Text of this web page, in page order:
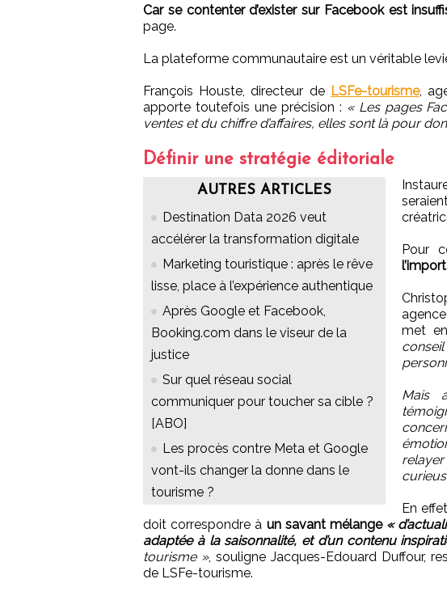
Car se contenter d’exister sur Facebook est
page.
La plateforme communautaire est un véritable
François Houste, directeur de LSFe-tourisme,
apporte toutefois une précision : « Les pages
ventes et du chiffre d’affaires, elles sont là pour
Définir une stratégie éditoriale
AUTRES ARTICLES
Destination Data 2026 veut
accélérer la transformation digitale
Marketing touristique : après le rêve
lisse, place à l’expérience authentique
Après Google et Facebook,
Booking.com dans le viseur de la
justice
Sur quel réseau social
communiquer pour toucher sa cible ?
[ABO]
Les procès contre Meta et Google
vont-ils changer la donne dans le
tourisme ?
Pour
met
Mais
En
doit correspondre à un savant mélange «
adaptée à la saisonnalité, et d’un contenu
tourisme », souligne Jacques-Edouard Duffour,
de LSFe-tourisme.